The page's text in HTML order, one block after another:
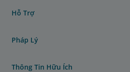
Hỗ Trợ
Pháp Lý
Thông Tin Hữu Ích